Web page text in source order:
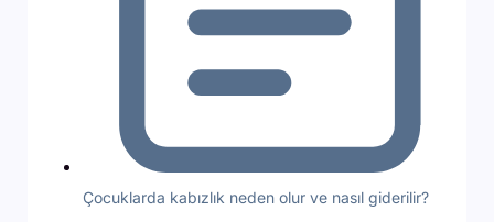
Çocuklarda kabızlık neden olur ve nasıl giderilir?